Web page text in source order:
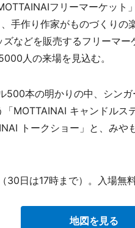
フリーマーケット
手作り作家がものづくり
などを販売するフリーマ
人の来場を見込む。
本の明かりの中、シン
MOTTAINAI キャンドル
トークショー」と、みや
日は17時まで）。入場無料
地図を見る